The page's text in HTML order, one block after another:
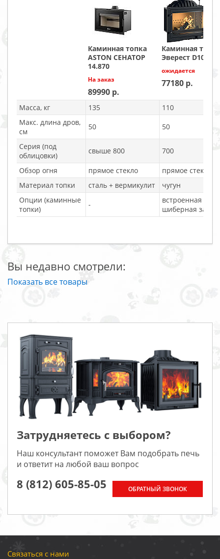
Каминная топка
ASTON СЕНАТОР
14.870
На заказ
89990
Каминная топка
Эверест D10
ожидается
77180
Масса, кг 135
110
Макс. длина дров,
см
50 50
Серия (под
облицовки)
свыше 800 700
Обзор огня прямое стекло
прямое стекло
Материал топки
сталь + вермикулит
чугун
Опции (каминные
топки)
-
встроенная
шиберная
Вы недавно смотрели:
Показать все товары
Затрудняетесь с выбором?
Наш консультант поможет Вам подобрать печь
и ответит на любой ваш вопрос
8 (812) 605-85-05 ОБРАТНЫЙ ЗВОНОК
Связаться с нами